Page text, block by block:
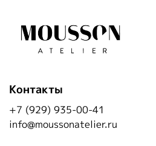
Контакты
+7 (929) 935-00-41
info@moussonatelier.ru